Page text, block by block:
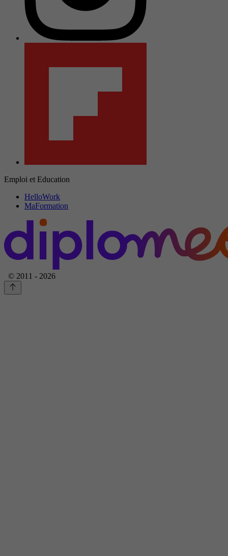
Emploi et Education
HelloWork
MaFormation
© 2011 - 2026